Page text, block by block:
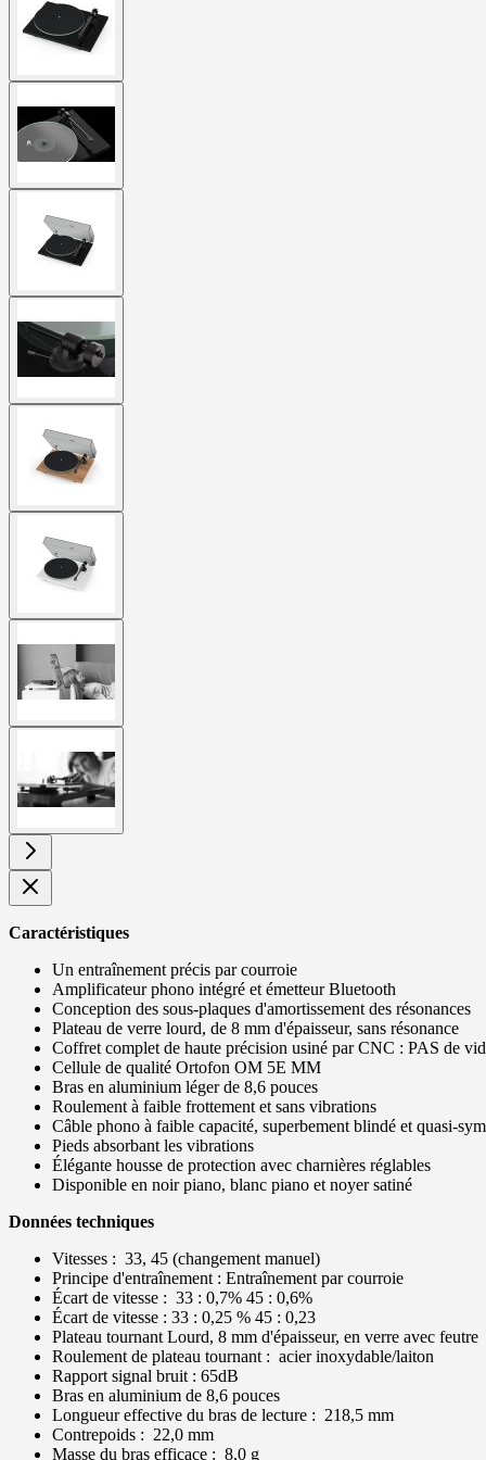
image
larger
image
larger
image
larger
image
larger
image
larger
image
larger
image
Caractéristiques
Un entraînement précis par courroie
Amplificateur phono intégré et émetteur Bluetooth
Conception des sous-plaques d'amortissement des résonances
Plateau de verre lourd, de 8 mm d'épaisseur, sans résonance
Coffret complet de haute précision usiné par CNC : PAS de
Cellule de qualité Ortofon OM 5E MM
Bras en aluminium léger de 8,6 pouces
Roulement à faible frottement et sans vibrations
Câble phono à faible capacité, superbement blindé et quasi-
Pieds absorbant les vibrations
Élégante housse de protection avec charnières réglables
Disponible en noir piano, blanc piano et noyer satiné
Données techniques
Vitesses : 33, 45 (changement manuel)
Principe d'entraînement : Entraînement par courroie
Écart de vitesse : 33 : 0,7% 45 : 0,6%
Écart de vitesse : 33 : 0,25 % 45 : 0,23
Plateau tournant Lourd, 8 mm d'épaisseur, en verre avec feutre
Roulement de plateau tournant : acier inoxydable/laiton
Rapport signal bruit : 65dB
Bras en aluminium de 8,6 pouces
Longueur effective du bras de lecture : 218,5 mm
Contrepoids : 22,0 mm
Masse du bras efficace : 8,0 g